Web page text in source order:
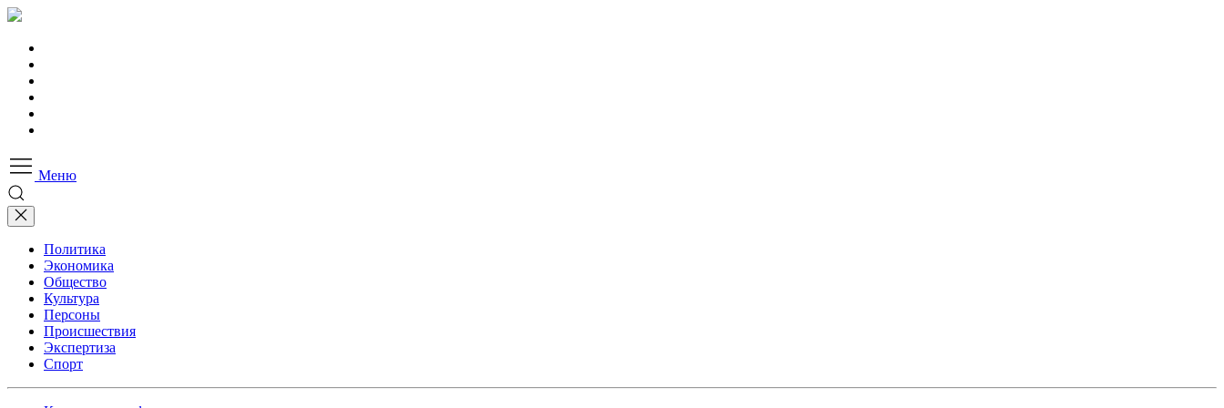
Меню
Политика
Экономика
Общество
Культура
Персоны
Происшествия
Экспертиза
Спорт